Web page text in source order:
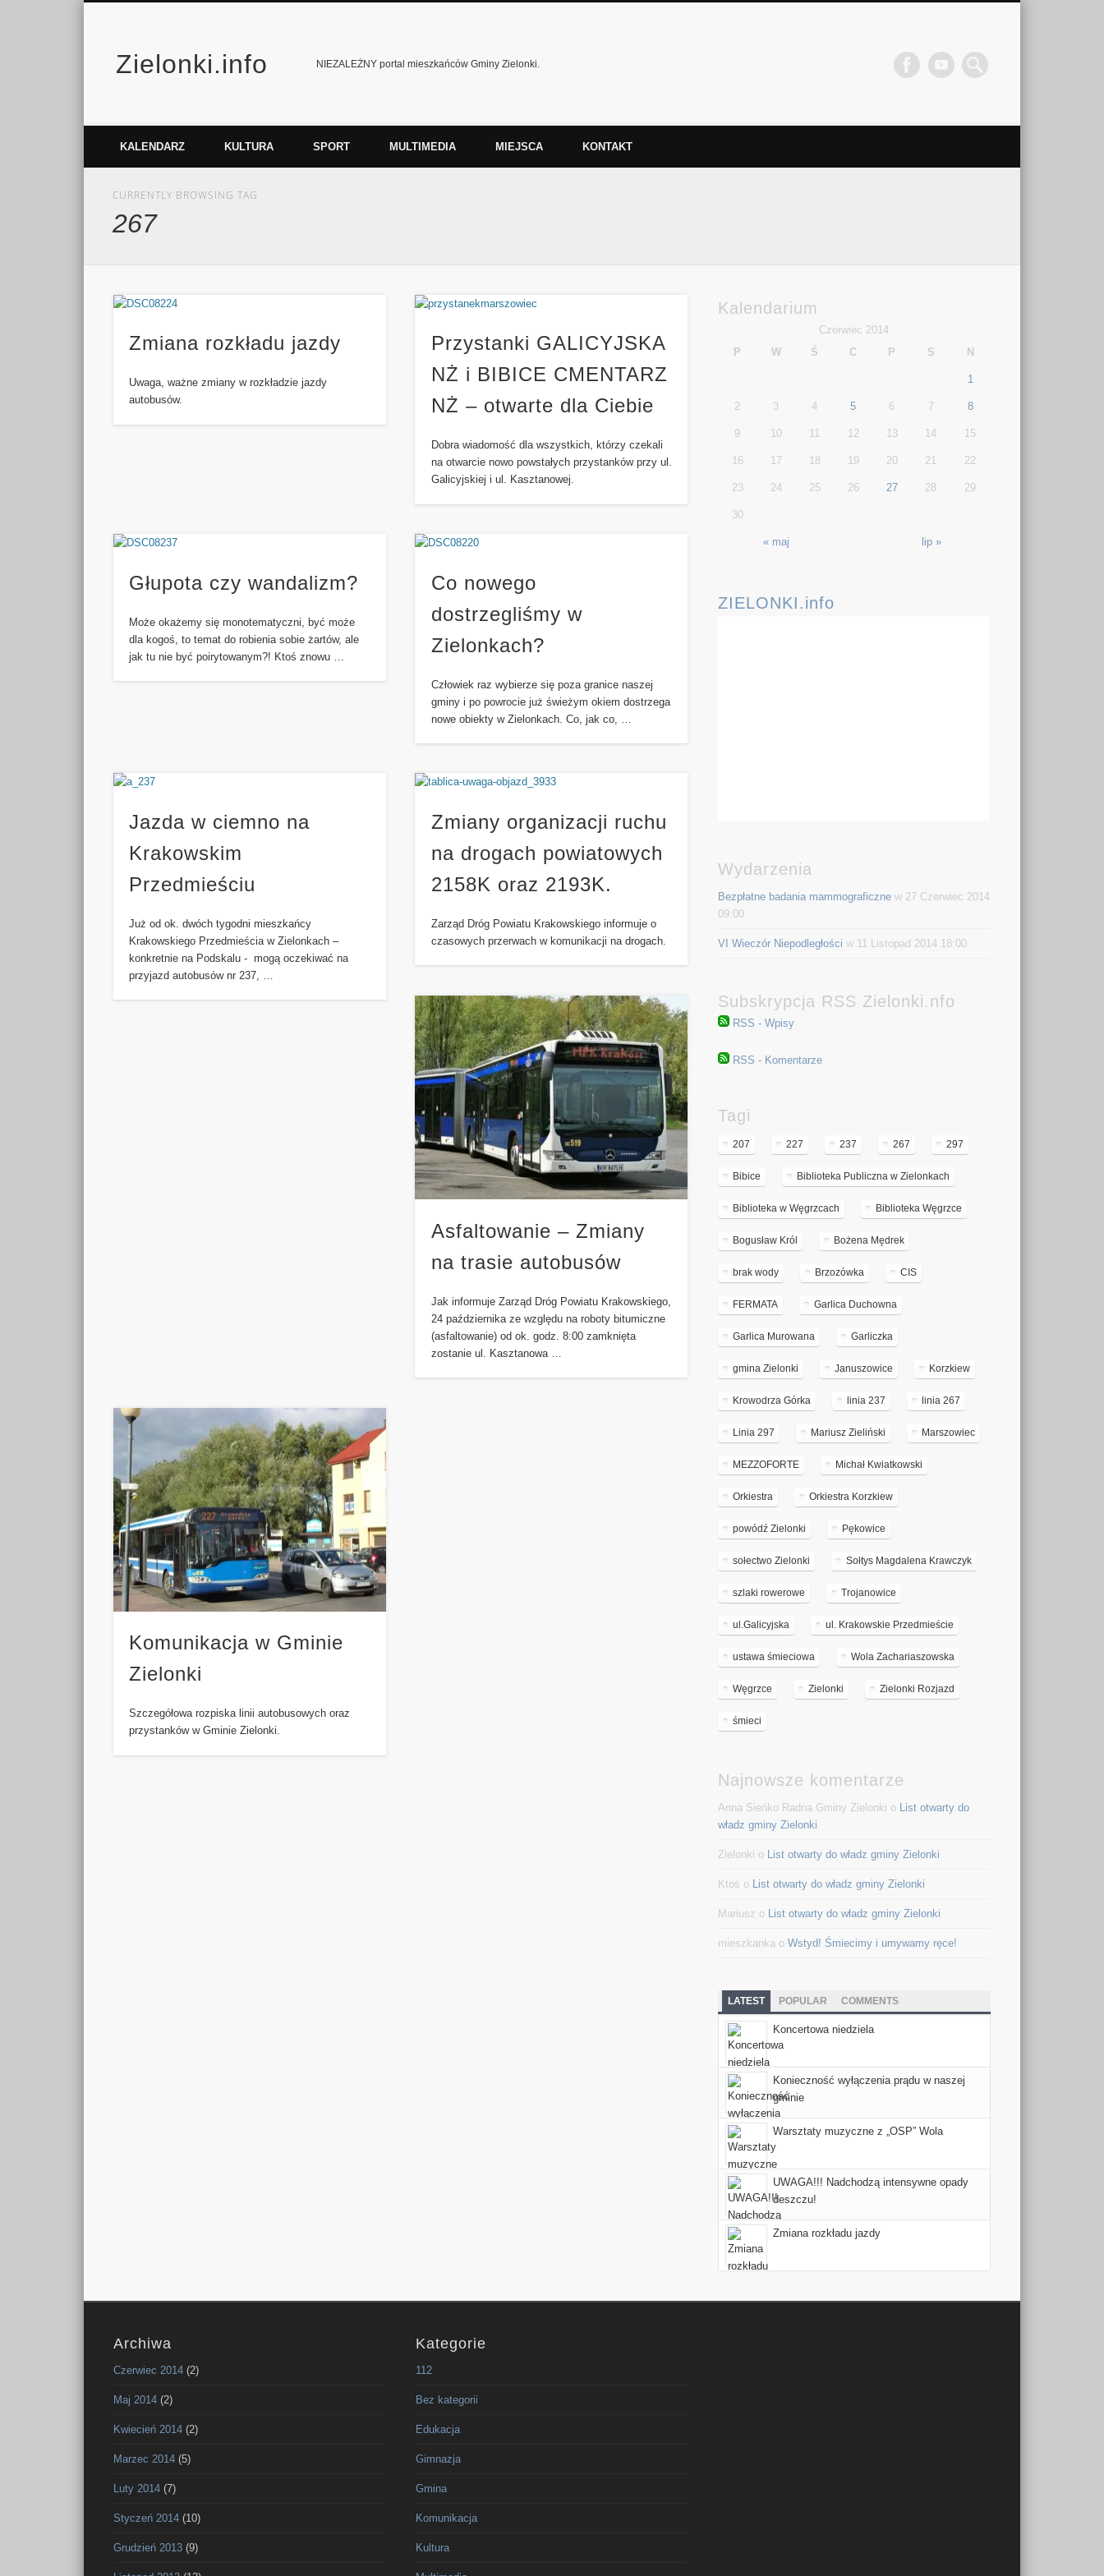
Zielonki.info NIEZALEŻNY portal mieszkańców Gminy Zielonki.
FacebookVimeo
KALENDARZ KULTURA SPORT MULTIMEDIA MIEJSCA KONTAKT
CURRENTLY BROWSING TAG
267
Zmiana rozkładu jazdy
Uwaga, ważne zmiany w rozkładzie jazdy
autobusów.
Przystanki GALICYJSKA
NŻ i BIBICE CMENTARZ
NŻ – otwarte dla Ciebie
Dobra wiadomość dla wszystkich, którzy czekali
na otwarcie nowo powstałych przystanków przy ul.
Galicyjskiej i ul. Kasztanowej.
Głupota czy wandalizm?
Może okażemy się monotematyczni, być może
dla kogoś, to temat do robienia sobie żartów, ale
jak tu nie być poirytowanym?! Ktoś znowu …
Co nowego
dostrzegliśmy w
Zielonkach?
Człowiek raz wybierze się poza granice naszej
gminy i po powrocie już świeżym okiem dostrzega
nowe obiekty w Zielonkach. Co, jak co, …
Jazda w ciemno na
Krakowskim
Przedmieściu
Już od ok. dwóch tygodni mieszkańcy
Krakowskiego Przedmieścia w Zielonkach –
konkretnie na Podskalu - mogą oczekiwać na
przyjazd autobusów nr 237, …
Zmiany organizacji ruchu
na drogach powiatowych
2158K oraz 2193K.
Zarząd Dróg Powiatu Krakowskiego informuje o
czasowych przerwach w komunikacji na drogach.
Asfaltowanie – Zmiany
na trasie autobusów
Jak informuje Zarząd Dróg Powiatu Krakowskiego,
24 października ze względu na roboty bitumiczne
(asfaltowanie) od ok. godz. 8:00 zamknięta
zostanie ul. Kasztanowa …
Komunikacja w Gminie
Zielonki
Szczegółowa rozpiska linii autobusowych oraz
przystanków w Gminie Zielonki.
Kalendarium
Czerwiec 2014
P
W Ś C P S N
« maj lip »
1
2 3 4 5 6 7 8
9 10 11 12 13 14 15
16 17 18 19 20 21 22
23 24 25 26 27 28 29
30
ZIELONKI.info
Wydarzenia
Bezpłatne badania mammograficzne w 27 Czerwiec 2014
09:00
VI Wieczór Niepodległości w 11 Listopad 2014 18:00
Subskrypcja RSS Zielonki.nfo
RSS - Wpisy
RSS - Komentarze
Tagi
207 227 237 267 297
Bibice Biblioteka Publiczna w Zielonkach
Biblioteka w Węgrzcach Biblioteka Węgrzce
Bogusław Król Bożena Mędrek
brak wody Brzozówka CIS
FERMATA Garlica Duchowna
Garlica Murowana Garliczka
gmina Zielonki Januszowice Korzkiew
Krowodrza Górka linia 237 linia 267
Linia 297 Mariusz Zieliński Marszowiec
MEZZOFORTE Michał Kwiatkowski
Orkiestra Orkiestra Korzkiew
powódź Zielonki Pękowice
sołectwo Zielonki Sołtys Magdalena Krawczyk
szlaki rowerowe Trojanowice
ul.Galicyjska ul. Krakowskie Przedmieście
ustawa śmieciowa Wola Zachariaszowska
Węgrzce Zielonki Zielonki Rozjazd
śmieci
Najnowsze komentarze
Anna Sieńko Radna Gminy Zielonki o List otwarty do
władz gminy Zielonki
Zielonki o List otwarty do władz gminy Zielonki
Ktoś o List otwarty do władz gminy Zielonki
Mariusz o List otwarty do władz gminy Zielonki
mieszkanka oWstyd! Śmiecimy i umywamy ręce!
LATEST POPULAR COMMENTS
Koncertowa niedziela
Konieczność wyłączenia prądu w naszej
gminie
Warsztaty muzyczne z „OSP” Wola
UWAGA!!! Nadchodzą intensywne opady
deszczu!
Zmiana rozkładu jazdy
Archiwa
Czerwiec 2014 (2)
Maj 2014 (2)
Kwiecień 2014 (2)
Marzec 2014 (5)
Luty 2014 (7)
Styczeń 2014 (10)
Grudzień 2013 (9)
Kategorie
112
Bez kategorii
Edukacja
Gimnazja
Gmina
Komunikacja
Kultura